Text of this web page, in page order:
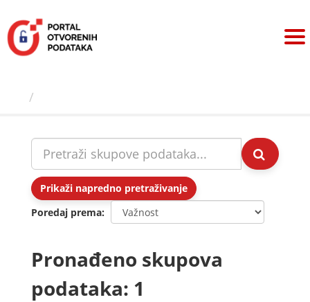
sadržaj
Prikaži napredno pretraživanje
Poredaj prema
Pronađeno skupova
podataka: 1